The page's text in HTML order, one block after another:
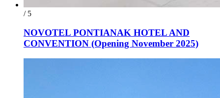
/ 5
NOVOTEL PONTIANAK HOTEL AND
CONVENTION (Opening November 2025)